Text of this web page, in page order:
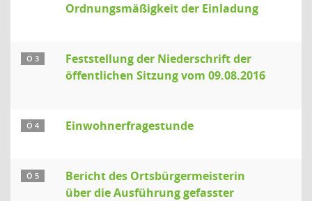
Ordnungsmäßigkeit der Einladung
Ö 3
Feststellung der Niederschrift der
öffentlichen Sitzung vom 09.08.2016
Ö 4 Einwohnerfragestunde
Ö 5
Bericht des Ortsbürgermeisterin
über die Ausführung gefasster